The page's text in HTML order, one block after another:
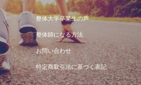
整体大学卒業生の声
整体師になる方法
お問い合わせ
特定商取引法に基づく表記